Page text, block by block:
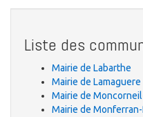
Liste des
Mairie de Labarthe
Mairie de Lamaguere
Mairie de
Mairie de